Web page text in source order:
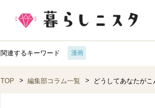
関連するキーワード 漫画
TOP 編集部コラム一覧 どうしてあなたが